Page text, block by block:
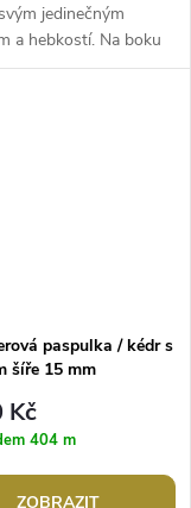
jedinečným
a hebkostí. Na boku
pruh široký 1,3 cm,
paspulka / kédr s
šíře 15 mm
Kč
404 m
ZOBRAZIT